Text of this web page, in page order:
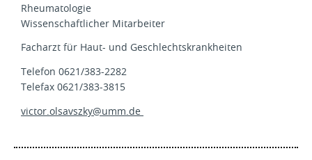
Rheumatologie
Wissenschaftlicher Mitarbeiter
Facharzt für Haut- und Geschlechtskrankheiten
Telefon 0621/383-2282
Telefax 0621/383-3815
victor.olsavszky@umm.de